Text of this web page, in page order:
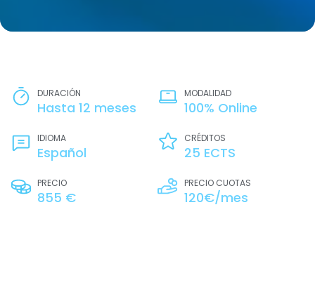
DURACIÓN
Hasta 12 meses
MODALIDAD
100% Online
IDIOMA
Español
CRÉDITOS
25 ECTS
PRECIO
855 €
PRECIO CUOTAS
120€/mes